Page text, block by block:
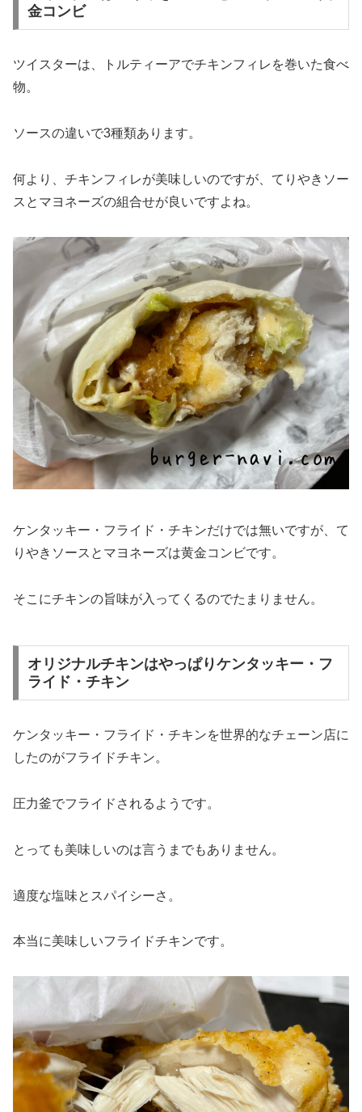
金コンビ
ツイスターは、トルティーアでチキンフィレを巻いた食べ
物。
ソースの違いで3種類あります。
何より、チキンフィレが美味しいのですが、てりやきソー
スとマヨネーズの組合せが良いですよね。
ケンタッキー・フライド・チキンだけでは無いですが、て
りやきソースとマヨネーズは黄金コンビです。
そこにチキンの旨味が入ってくるのでたまりません。
オリジナルチキンはやっぱりケンタッキー・フ
ライド・チキン
ケンタッキー・フライド・チキンを世界的なチェーン店に
したのがフライドチキン。
圧力釜でフライドされるようです。
とっても美味しいのは言うまでもありません。
適度な塩味とスパイシーさ。
本当に美味しいフライドチキンです。